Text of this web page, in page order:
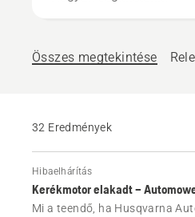
Összes megtekintése
32 Eredmények
Hibaelhárítás
Kerékmotor elakadt –
Mi a teendő, ha Husqvarna